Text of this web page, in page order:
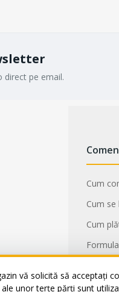
direct pe email.
Cum
Cum se
Cum
Vânzări
vă solicită să acceptați
unor terțe părți sunt